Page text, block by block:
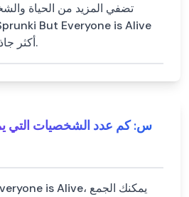
تضفي المزيد من الحياة
أكثر جاذبية من الناحية البصرية.
س:كم عدد الشخصيات التي